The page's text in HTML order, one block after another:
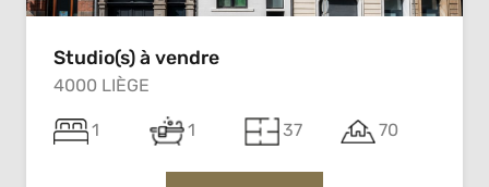
Studio(s) à vendre
4000 LIÈGE
1 1 37 70